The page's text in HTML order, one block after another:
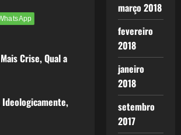
Crise, Qual a
Ideologicamente,
março 2018
fevereiro
2018
janeiro
2018
setembro
2017